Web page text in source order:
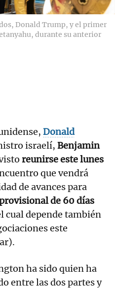
Donald Trump, y el primer
durante su anterior
Donald
israelí, Benjamin
reunirse este lunes
que vendrá
de avances para
de 60 días
cual depende también
este
ha sido quien ha
entre las dos partes y